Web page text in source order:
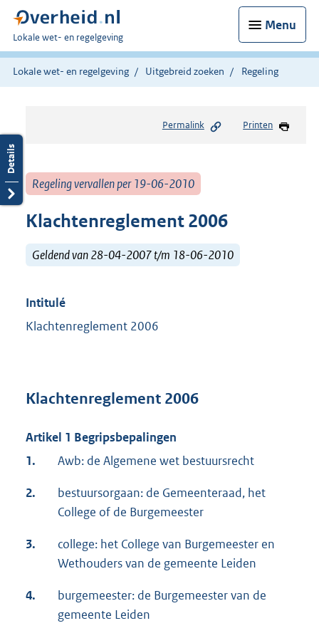
Menu
U
bent
hier:
Lokale wet- en regelgeving
Lokale wet- en regelgeving Uitgebreid zoeken Regeling
Permalink Printen
Regeling vervallen per 19-06-2010
Klachtenreglement 2006
Geldend van 28-04-2007 t/m 18-06-2010
Intitulé
Klachtenreglement 2006
Klachtenreglement 2006
Artikel 1 Begripsbepalingen
1.
Awb: de Algemene wet bestuursrecht
2.
bestuursorgaan: de Gemeenteraad, het
College of de Burgemeester
3.
college: het College van Burgemeester en
Wethouders van de gemeente Leiden
4.
burgemeester: de Burgemeester van de
gemeente Leiden